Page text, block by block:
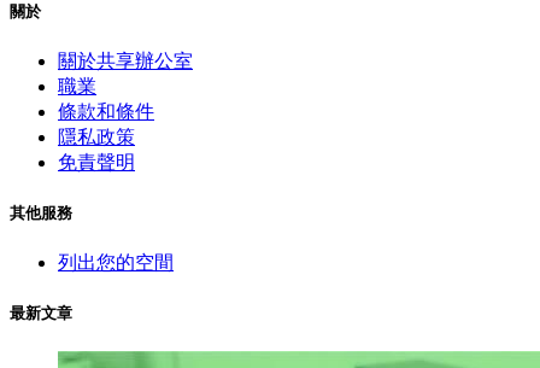
關於
關於共享辦公室
職業
條款和條件
隱私政策
免責聲明
其他服務
列出您的空間
最新文章